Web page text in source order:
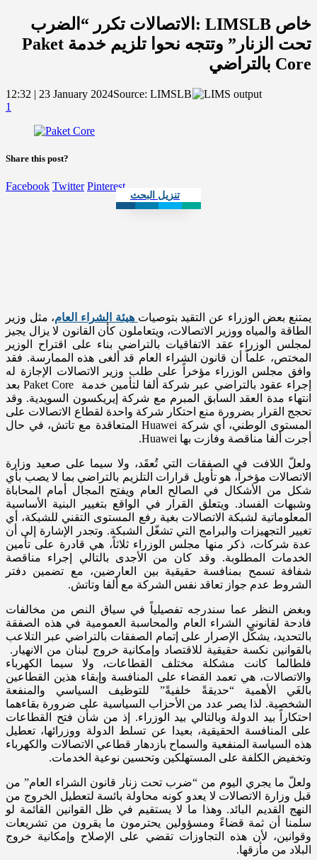
خاص LIMSLB :الاتصالات تكرر “الضرب
تحت الزنار” وتتجه نحوا تلزيم خدمة Paket
Core بالتراضي
12:32 | 23 January 2024Source: LIMSLB
1
Share this post?
Facebook Twitter Pinterest
تنزيل البحث
يمتنع بعض الوزراء عن التقيد بتوصيات هيئة الشراء العام، مثل وزير
الطاقة والمياه ووزير الاتصالات، ويتعاملون كأن القانون لا يزال يجيز
لمجلس الوزراء عقد الاتفاقيات بالتراضي بناء على اقتراح الوزير
المختص، علماً أن قانون الشراء العام قد ألغى هذه الممارسة. فقد
وافق مجلس الوزراء مؤخراً على طلب وزير الاتصالات الإجازة له
إجراء عقود بالتراضي عبر شركة ألفا لتأمين خدمة Paket Core بعد
انتهاء مدة العقد السابق المبرم مع شركة إيريكسون السويدية. وقد
تحجج القرار بضرورة منع احتكار شركة واحدة لقطاع الاتصالات على
المستوى الوطني، أي شركة Huawei المتعاقدة مع تاتش، في حال
أجرت ألفا مناقصة وفازت بها Huawei.
ولعلّ اللافت في الصفقات التي تُعقَد، ولا سيما على صعيد وزارة
الاتصالات مؤخراً، هو تأويل قرارات التلزيم بالتراضي بما لا يصب بأي
شكل من الأشكال في الصالح العام ويفتح المجال أمام المحاباة
وشبهات الفساد. ويتعلق القرار في الواقع بتغيير البنية الأساسية
المعلوماتية لشبكة الاتصالات بغية رفع المستوى التقني للشبكة، أي
تغيير التجهيزات والبرامج التي تشغّل الشبكة. وتجدر الإشارة إلى أن
عدة شركات، ذكر منها مجلس الوزراء ثلاثاً، هي قادرة على تأمين
الخدمات المطلوبة. وقد كان من الأجدى بالتالي إجراء مناقصة
شفافة تسمح بمنافسة حقيقية بين العارضين، مع تضمين دفتر
الشروط عدم جواز تعاقد نفس الشركة مع ألفا وتاتش.
وبغض النظر عما سندرجه تفصيلياً في سياق النص من مخالفات
فادحة لقانوني الشراء العام والمحاسبة العمومية في هذه الصفقة
بالتحديد، يشكّل الإصرار على إتمام الصفقات بالتراضي عبر التلاعب
بالقوانين نكسة حقيقية للاقتصاد وإمكانية خروج لبنان من الانهيار.
فلطالما كانت مشكلة مختلف القطاعات، ولا سيما الكهرباء
والاتصالات، هي تعمد القضاء على المنافسة وإبقاء هذين القطاعين
بالغَي الأهمية “حديقةً خلفيةً” للتوظيف السياسي والمنفعة
الشخصية. لذا يصر عدد من الأحزاب السياسية على ضرورة بقاءهما
احتكاراً بيد الدولة وبالتالي بيد الوزراء. إذ من شأن فتح القطاعات
على المنافسة الحقيقية، بعيدا عن تسلط الدولة ووزرائها، تعطيل
هذه السياسة المنفعية والسماح بازدهار قطاعي الاتصالات والكهرباء
وتخفيض الكلفة على المستهلكين وتحسين نوعية الخدمات.
ولعلّ ما يجري اليوم من “ضرب تحت زنار قانون الشراء العام” من
قبل وزارة الاتصالات لا يعدو كونه محاولة بائسة لتعطيل الخروج من
النهج القديم البائد. وهذا ما لا يستقيم في ظل القوانين القائمة لو
سلمنا أن ثمة قضاءً ومسؤولين يحترمون ما يقرون من تشريعات
وقوانين، لأن هذه التجاوزات تقضي على الإصلاح وإمكانية خروج
البلاد من مأزقها.